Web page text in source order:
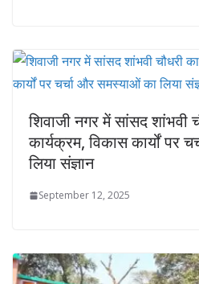
शिवाजी नगर में सांसद शांभवी
कार्यक्रम, विकास कार्यों पर
लिया संज्ञान
September 12, 2025